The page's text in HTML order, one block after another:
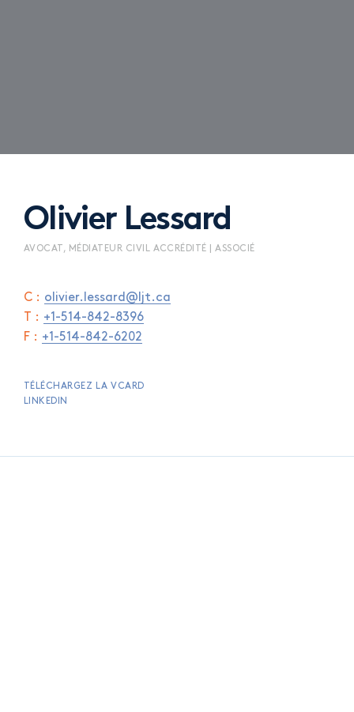
Olivier Lessard
AVOCAT, MÉDIATEUR CIVIL ACCRÉDITÉ | ASSOCIÉ
C : olivier.lessard@ljt.ca
T : +1-514-842-8396
F : +1-514-842-6202
TÉLÉCHARGEZ LA VCARD
LINKEDIN